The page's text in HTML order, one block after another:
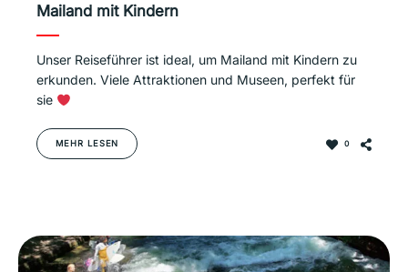
Mailand mit Kindern
Unser Reiseführer ist ideal, um Mailand mit Kindern zu
erkunden. Viele Attraktionen und Museen, perfekt für
sie
MEHR LESEN 0